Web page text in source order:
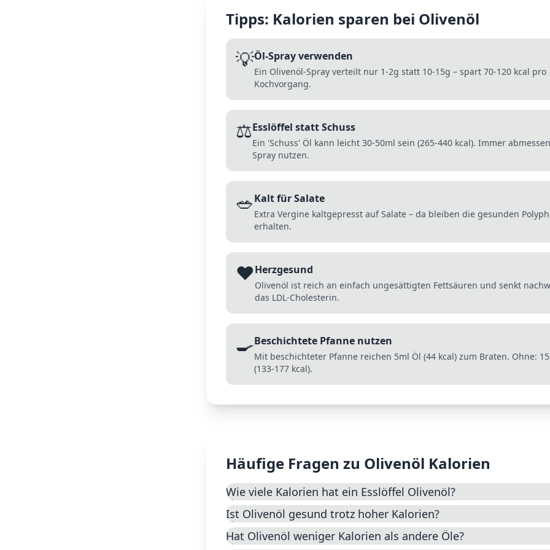
Tipps: Kalorien sparen bei Olivenöl
💡Öl-Spray verwenden
Ein Olivenöl-Spray verteilt nur 1-2g statt 10-15g – spart 70-120 kcal pro
Kochvorgang.
⚖️Esslöffel statt Schuss
Ein 'Schuss' Öl kann leicht 30-50ml sein (265-440 kcal). Immer
Spray nutzen.
🥗Kalt für Salate
Extra Vergine kaltgepresst auf Salate – da bleiben die gesunden
erhalten.
❤️Herzgesund
Olivenöl ist reich an einfach ungesättigten Fettsäuren und senkt
das LDL-Cholesterin.
🍳Beschichtete Pfanne nutzen
Mit beschichteter Pfanne reichen 5ml Öl (44 kcal) zum Braten. Ohne:
(133-177 kcal).
Häufige Fragen zu Olivenöl Kalorien
Wie viele Kalorien hat ein Esslöffel Olivenöl?
Ist Olivenöl gesund trotz hoher Kalorien?
Hat Olivenöl weniger Kalorien als andere Öle?